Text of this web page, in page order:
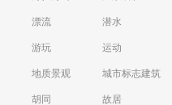
漂流 潜水
游玩 运动
地质景观 城市标志建筑
胡同 故居